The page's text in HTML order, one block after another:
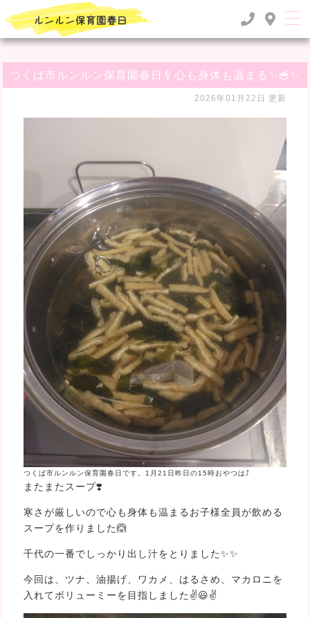
るんるん日記 > つくば市ルンルン保育園春日🥄心も身体も温まる✨🥣✨
つくば市ルンルン保育園春日🥄心も身体も温まる✨🥣✨
2026年01月22日 更新
つくば市ルンルン保育園春日です。1月21日昨日の15時おやつは⤴️
またまたスープ❣️
寒さが厳しいので心も身体も温まるお子様全員が飲める
スープを作りました🙆
千代の一番でしっかり出し汁をとりました✨✨
今回は、ツナ、油揚げ、ワカメ、はるさめ、マカロニを
入れてボリューミーを目指しました✌😃✌